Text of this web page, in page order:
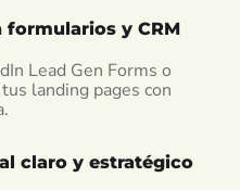
formularios y CRM
Lead Gen Forms o
landing pages con
claro y estratégico